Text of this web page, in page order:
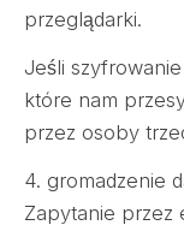
przeglądarki.
Jeśli
które nam
przez osoby
4. gromadzenie
Zapytanie przez